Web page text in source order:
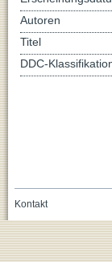
Autoren
Titel
DDC-
Kontakt